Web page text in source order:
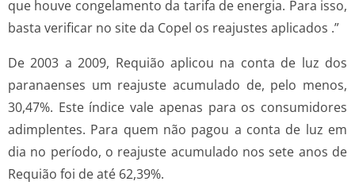
que houve congelamento da tarifa de energia. Para isso,
basta verificar no site da Copel os reajustes aplicados .”
De 2003 a 2009, Requião aplicou na conta de luz dos
paranaenses um reajuste acumulado de, pelo menos,
30,47%. Este índice vale apenas para os consumidores
adimplentes. Para quem não pagou a conta de luz em
dia no período, o reajuste acumulado nos sete anos de
Requião foi de até 62,39%.